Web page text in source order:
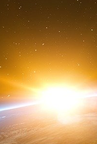
les
doivent imposer
chinois, les
enquête de
fabricants de
européens.
en matière
du retard sur
à faire
pas à
sur le marché
à mesure que